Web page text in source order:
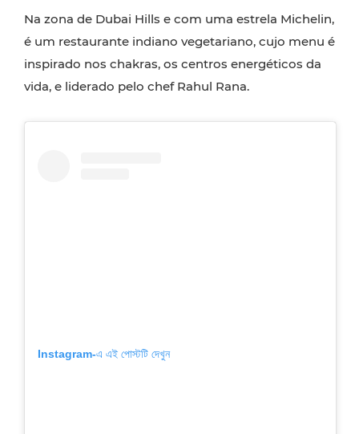
Na zona de Dubai Hills e com uma estrela Michelin,
é um restaurante indiano vegetariano, cujo menu é
inspirado nos chakras, os centros energéticos da
vida, e liderado pelo chef Rahul Rana.
Instagram-এ এই পোস্টটি দেখুন